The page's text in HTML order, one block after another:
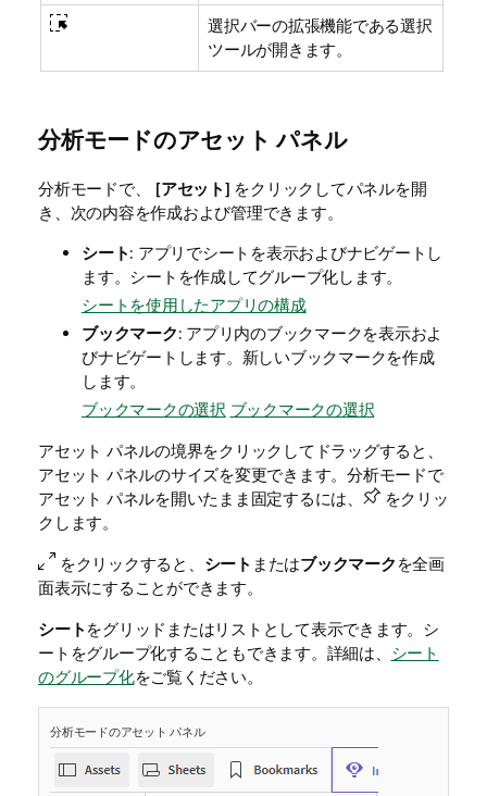
選択バーの拡張機能である選択
ツールが開きます。
分析モードのアセット パネル
分析モードで、 [アセット] をクリックしてパネルを開
き、次の内容を作成および管理できます。
シート: アプリでシートを表示およびナビゲートし
ます。シートを作成してグループ化します。
シートを使用したアプリの構成
ブックマーク: アプリ内のブックマークを表示およ
びナビゲートします。新しいブックマークを作成
します。
ブックマークの選択 ブックマークの選択
アセット パネルの境界をクリックしてドラッグすると、
アセット パネルのサイズを変更できます。分析モードで
アセット パネルを開いたまま固定するには、
をクリッ
クします。
をクリックすると、 シート またはブックマーク を全画
面表示にすることができます。
シート をグリッドまたはリストとして表示できます。シ
ートをグループ化することもできます。詳細は、 シート
のグループ化をご覧ください。
分析モードのアセット パネル